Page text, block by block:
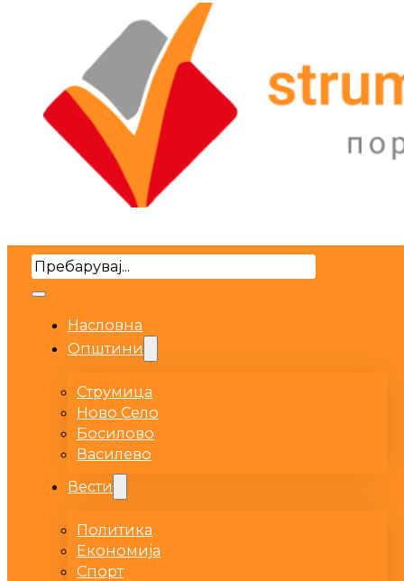
Search
Насловна
Општини
Струмица
Ново Село
Босилово
Василево
Вести
Политика
Економија
Спорт